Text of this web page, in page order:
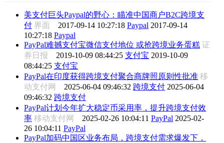
美支付巨头Paypal的野心：瞄准中国商户B2C跨境支
付 界面 2017-09-14 10:27:18 Paypal 2017-09-14
10:27:18 Paypal
PayPal难撼支付宝微信支付地位 或抢跨境业务蛋糕 证
券日报 2019-10-09 08:44:25 支付宝 2019-10-09
08:44:25 支付宝
PayPal在印度获得跨境支付聚合商牌照原则性批准 移
动支付网 2025-06-04 09:46:32 跨境支付 2025-06-04
09:46:32 跨境支付
PayPal计划今年扩大稳定币采用率，提升跨境支付效
率 移动支付网 2025-02-26 10:04:11 PayPal 2025-02-
26 10:04:11 PayPal
PayPal加码中国区业务布局，跨境支付需求爆发下，